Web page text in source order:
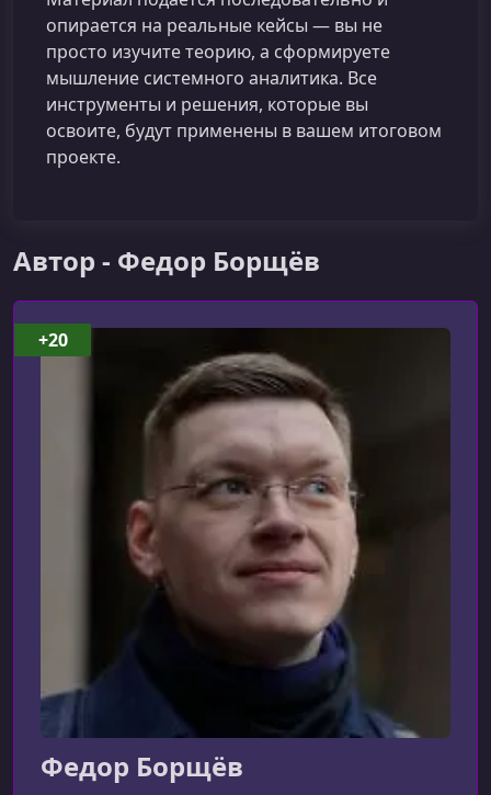
опирается на реальные кейсы — вы не
просто изучите теорию, а сформируете
мышление системного аналитика. Все
инструменты и решения, которые вы
освоите, будут применены в вашем итоговом
проекте.
Автор - Федор Борщёв
Федор Борщёв
+20